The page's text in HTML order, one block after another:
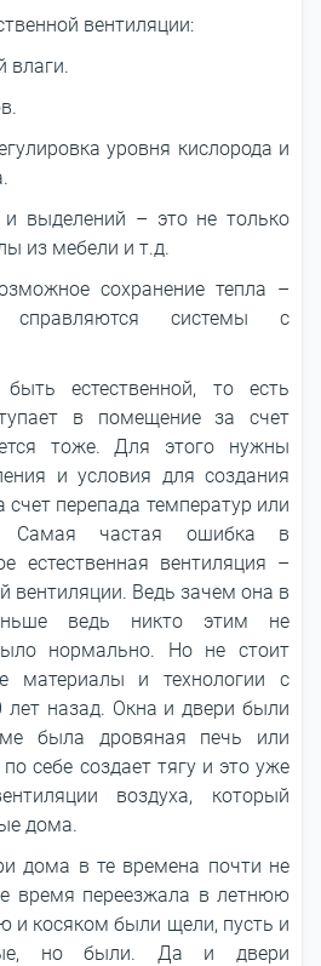
вентиляции:
влаги.
уровня кислорода и
и выделений – это не только
из мебели и т.д.
сохранение тепла –
системы с
естественной, то есть
в помещение за счет
тоже. Для этого нужны
и условия для создания
счет перепада температур или
Самая частая ошибка в
естественная вентиляция –
вентиляции. Ведь зачем она в
ведь никто этим не
нормально. Но не стоит
материалы и технологии с
назад. Окна и двери были
была дровяная печь или
себе создает тягу и это уже
воздуха, который
дома.
дома в те времена почти не
время переезжала в летнюю
и косяком были щели, пусть и
но были. Да и двери